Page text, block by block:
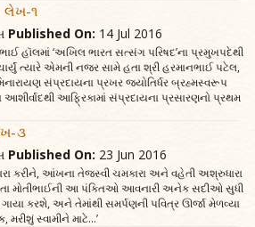
લેખ-૧
Published On: 14 Jul 2016
હૉલમાં ‘અખિલ ભારત સત્સંગ પરિષદ’ના પ્રમુખપદેથી
ત્યારે એમની નજર સામે હતા શ્રી હરમાનભાઈ પટેલ,
સંપ્રદાયના પ્રખર જ્યોતિર્ધર બ્રહ્મસ્વરૂપ
આશીર્વાદથી આફ્રિકામાં સંપ્રદાયના પ્રસારણનો પ્રથમ
૩
Published On: 23 Jun 2016
કરીને, આંખના તેજસ્વી ચમકારા અને વહેતી અશ્રુધારા
મોતીભાઈની આ પંક્તિઓ આવનારી અનેક સદીઓ સુધી
કરશે, અને તેમાંથી સમર્પણની પવિત્ર ઊર્જા મેળવ્યા
સ્વામીને માટે...’